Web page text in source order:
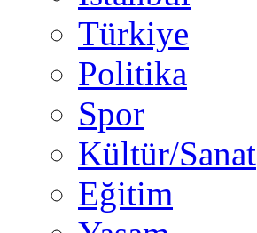
Türkiye
Politika
Spor
Kültür/Sanat
Eğitim